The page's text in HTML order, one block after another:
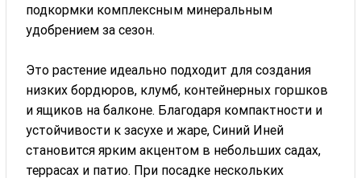
подкормки комплексным минеральным
удобрением за сезон.
Это растение идеально подходит для создания
низких бордюров, клумб, контейнерных горшков
и ящиков на балконе. Благодаря компактности и
устойчивости к засухе и жаре, Синий Иней
становится ярким акцентом в небольших садах,
террасах и патио. При посадке нескольких